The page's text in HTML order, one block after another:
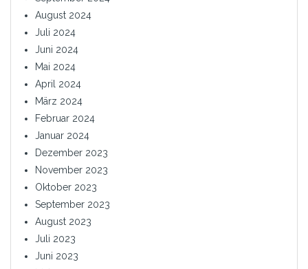
August 2024
Juli 2024
Juni 2024
Mai 2024
April 2024
März 2024
Februar 2024
Januar 2024
Dezember 2023
November 2023
Oktober 2023
September 2023
August 2023
Juli 2023
Juni 2023